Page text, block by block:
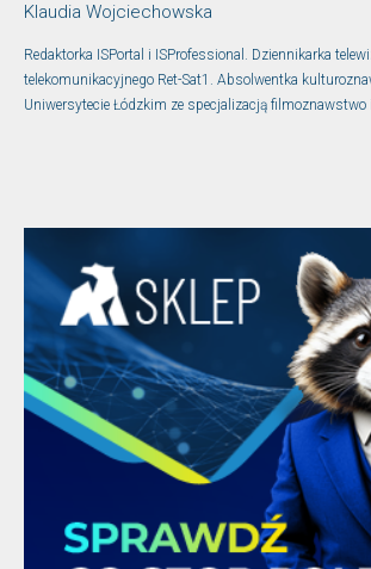
Klaudia Wojciechowska
Redaktorka ISPortal i ISProfessional. Dziennikarka
telekomunikacyjnego Ret-Sat1. Absolwentka
Uniwersytecie Łódzkim ze specjalizacją filmoznawstwo